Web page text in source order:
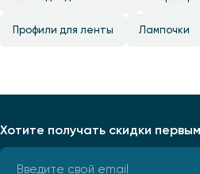
Профили для ленты Лампочки
Хотите получать скидки